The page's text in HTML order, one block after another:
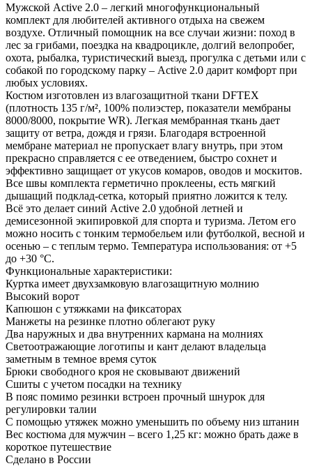
Мужской Active 2.0 – легкий многофункциональный
комплект для любителей активного отдыха на свежем
воздухе. Отличный помощник на все случаи жизни: поход в
лес за грибами, поездка на квадроцикле, долгий велопробег,
охота, рыбалка, туристический выезд, прогулка с детьми или с
собакой по городскому парку – Active 2.0 дарит комфорт при
любых условиях.
Костюм изготовлен из влагозащитной ткани DFTEX
(плотность 135 г/м², 100% полиэстер, показатели мембраны
8000/8000, покрытие WR). Легкая мембранная ткань дает
защиту от ветра, дождя и грязи. Благодаря встроенной
мембране материал не пропускает влагу внутрь, при этом
прекрасно справляется с ее отведением, быстро сохнет и
эффективно защищает от укусов комаров, оводов и москитов.
Все швы комплекта герметично проклеены, есть мягкий
дышащий подклад-сетка, который приятно ложится к телу.
Всё это делает синий Active 2.0 удобной летней и
демисезонной экипировкой для спорта и туризма. Летом его
можно носить с тонким термобельем или футболкой, весной и
осенью – с теплым термо. Температура использования: от +5
до +30 °С.
Функциональные характеристики:
Куртка имеет двухзамковую влагозащитную молнию
Высокий ворот
Капюшон с утяжками на фиксаторах
Манжеты на резинке плотно облегают руку
Два наружных и два внутренних кармана на молниях
Светоотражающие логотипы и кант делают владельца
заметным в темное время суток
Брюки свободного кроя не сковывают движений
Сшиты с учетом посадки на технику
В пояс помимо резинки встроен прочный шнурок для
регулировки талии
С помощью утяжек можно уменьшить по объему низ штанин
Вес костюма для мужчин – всего 1,25 кг: можно брать даже в
короткое путешествие
Сделано в России